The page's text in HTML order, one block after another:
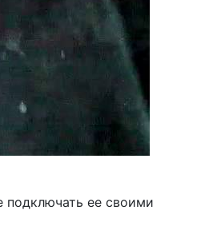
подключать ее своими